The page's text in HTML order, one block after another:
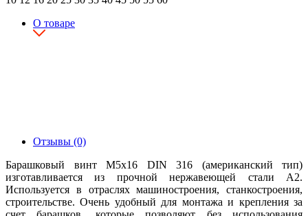
О товаре
Отзывы (0)
Барашковый винт М5х16 DIN 316 (американский тип)
изготавливается из прочной нержавеющей стали А2.
Используется в отраслях машиностроения, станкостроения,
строительстве. Очень удобный для монтажа и крепления за